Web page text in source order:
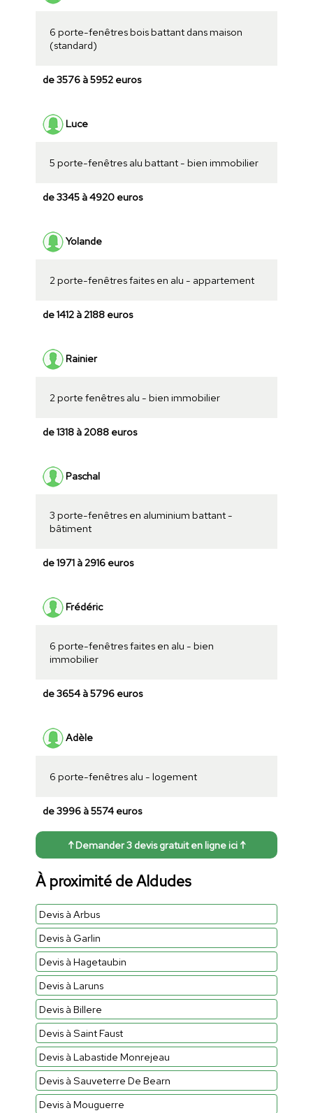
6 porte-fenêtres bois battant dans maison
(standard)
de 3576 à 5952 euros
Luce
5 porte-fenêtres alu battant - bien immobilier
de 3345 à 4920 euros
Yolande
2 porte-fenêtres faites en alu - appartement
de 1412 à 2188 euros
Rainier
2 porte fenêtres alu - bien immobilier
de 1318 à 2088 euros
Paschal
3 porte-fenêtres en aluminium battant -
bâtiment
de 1971 à 2916 euros
Frédéric
6 porte-fenêtres faites en alu - bien
immobilier
de 3654 à 5796 euros
Adèle
6 porte-fenêtres alu - logement
de 3996 à 5574 euros
↑ Demander 3 devis gratuit en ligne ici ↑
À proximité de Aldudes
Devis à Arbus
Devis à Garlin
Devis à Hagetaubin
Devis à Laruns
Devis à Billere
Devis à Saint Faust
Devis à Labastide Monrejeau
Devis à Sauveterre De Bearn
Devis à Mouguerre